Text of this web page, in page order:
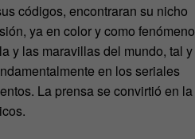
códigos, encontraran su nicho
ya en color y como fenómeno
y las maravillas del mundo, tal y
en los seriales
La prensa se convirtió en la